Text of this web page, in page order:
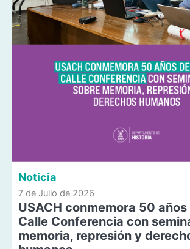
Noticia
7 de Julio de 2026
USACH conmemora 50
Calle Conferencia con
memoria, represión y